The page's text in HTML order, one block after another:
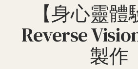
【身心靈體
Reverse
製作